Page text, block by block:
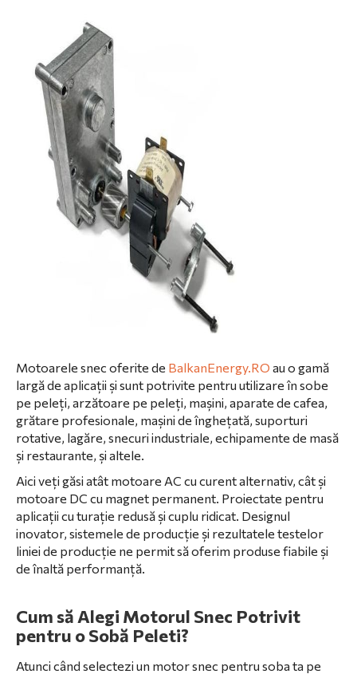
Motoarele snec oferite de BalkanEnergy.RO au o gamă
largă de aplicații și sunt potrivite pentru utilizare în sobe
pe peleți, arzătoare pe peleți, mașini, aparate de cafea,
grătare profesionale, mașini de înghețată, suporturi
rotative, lagăre, snecuri industriale, echipamente de masă
și restaurante, și altele.
Aici veți găsi atât motoare AC cu curent alternativ, cât și
motoare DC cu magnet permanent. Proiectate pentru
aplicații cu turație redusă și cuplu ridicat. Designul
inovator, sistemele de producție și rezultatele testelor
liniei de producție ne permit să oferim produse fiabile și
de înaltă performanță.
Cum să Alegi Motorul Snec Potrivit
pentru o Sobă Peleti?
Atunci când selectezi un motor snec pentru soba ta pe